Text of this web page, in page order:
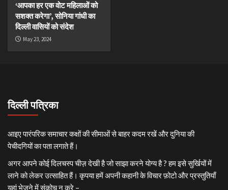
‘आपका हर एक वोट महिलाओं को
सशक्त करेगा’, सोनिया गांधी का
दिल्ली वासियों को संदेश
May 23, 2024
दिल्ली पत्रिका
आइए पारंपरिक समाचार कक्षों की सीमाओं से बाहर कदम रखें और दुनिया की
पेचीदगियों का पता लगाते हैं।
अगर आपने कोई दिलचस्प चीज़ देखी है जो साझा करने योग्य है ? हम इसे सुर्खियों में
लाने को लेकर उत्साहित हैं। कृपया हमें अपनी कहानी के विचार फ़ोटो और प्रस्तुतियाँ
यहां भेजने में संकोच न करे –